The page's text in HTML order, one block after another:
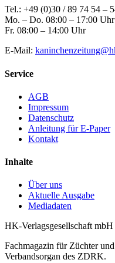
Tel.: +49 (0)30 / 89 74 54 –
Mo. – Do. 08:00 – 17:00 Uhr
Fr. 08:00 – 14:00 Uhr
E-Mail:
Service
AGB
Impressum
Datenschutz
Anleitung für E-Paper
Kontakt
Inhalte
Über uns
Aktuelle Ausgabe
Mediadaten
HK-Verlagsgesellschaft
Fachmagazin für Züchter
Verbandsorgan des ZDRK.